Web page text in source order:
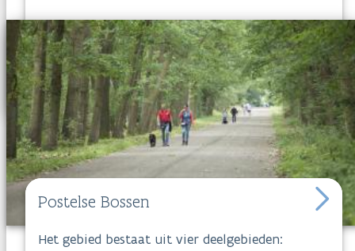
winters. In de vallei komt historisch permanent
grasland, talrijke oude landschapselementen,
bossen en struikgewas voor.De
Poortersbossenis nog in volle ontwikkeling
en zal alleen nog maar mooier worden.
Voorlopig kan je al een kleine wandeling maken.
En kom ook eens het junglepaadje testen.
Postelse Bossen
Het gebied bestaat uit vier deelgebieden: